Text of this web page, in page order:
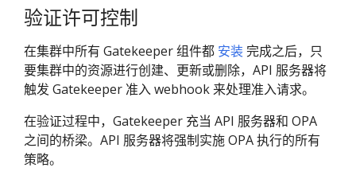
验证许可控制
在集群中所有 Gatekeeper 组件都 安装完成之后，只
要集群中的资源进行创建、更新或删除，API 服务器将
触发 Gatekeeper 准入 webhook 来处理准入请求。
在验证过程中，Gatekeeper 充当 API 服务器和 OPA
之间的桥梁。API 服务器将强制实施 OPA 执行的所有
策略。